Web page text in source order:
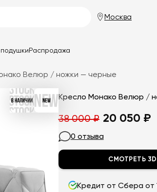
Москва
Распродажа
Велюр / ножки — черные
Кресло Монако Велюр /
38 000₽
цена
38
000
20 050 ₽
0 отзыва
СМОТРЕТЬ 3D
Кредит от Сбера от